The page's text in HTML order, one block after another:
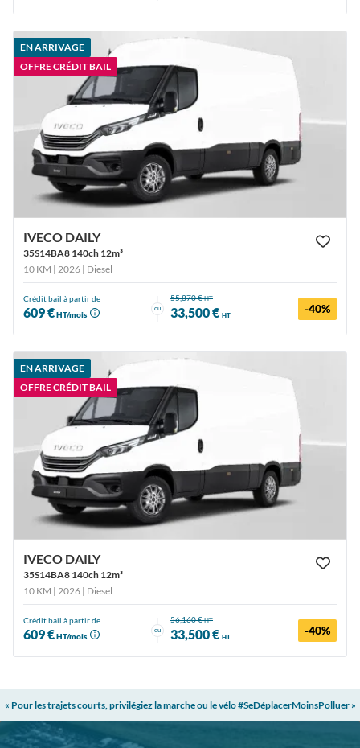
EN ARRIVAGE
OFFRE CRÉDIT BAIL
IVECO DAILY
35S14BA8 140ch 12m³
10 KM | 2026 | Diesel
Crédit bail à partir de
609 €HT/mois
ou
55,870 €HT
33,500 € HT -40%
EN ARRIVAGE
OFFRE CRÉDIT BAIL
IVECO DAILY
35S14BA8 140ch 12m³
10 KM | 2026 | Diesel
Crédit bail à partir de
609 €HT/mois
ou
56,160 €HT
33,500 € HT -40%
« Pour les trajets courts, privilégiez la marche ou le vélo #SeDéplacerMoinsPolluer »